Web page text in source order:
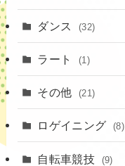
(11)
(3)
(14)
(4)
(20)
(16)
(6)
ダンス (32)
(3)
ラート (1)
その他 (21)
(4)
ロゲイニング (8)
自転車競技 (9)